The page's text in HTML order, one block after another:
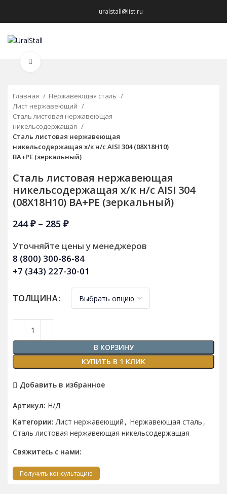
uralstall@list.ru
Главная
Нержавеющая сталь
Лист нержавеющий
Сталь листовая нержавеющая
никельсодержащая
Сталь листовая нержавеющая
никельсодержащая х/к н/с AISI 304 (08Х18Н10)
BA+PE (зеркальный)
Сталь листовая нержавеющая
никельсодержащая х/к н/с AISI 304
(08Х18Н10) BA+PE (зеркальный)
244₽ – 285 ₽
Уточняйте цены у менеджеров
8 (800) 300-86-84
+7 (343) 227-30-01
ТОЛЩИНА
В КОРЗИНУ
КУПИТЬ В 1 КЛИК
Добавить в избранное
Артикул: Н/Д
Категории: Лист нержавеющий , Нержавеющая сталь ,
Сталь листовая нержавеющая никельсодержащая
Свяжитесь с нами:
Получить консультацию